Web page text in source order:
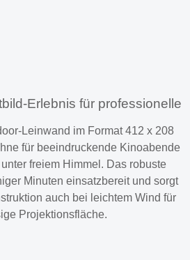
Erlebnis für professionelle
Leinwand im Format 412 x 208
für beeindruckende Kinoabende
freiem Himmel. Das robuste
Minuten einsatzbereit und sorgt
auch bei leichtem Wind für
Projektionsfläche.